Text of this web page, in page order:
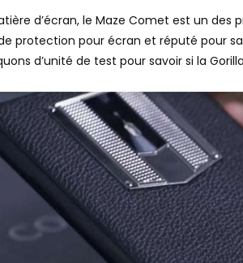
d’écran, le Maze Comet est un des
protection pour écran et réputé pour
d’unité de test pour savoir si la